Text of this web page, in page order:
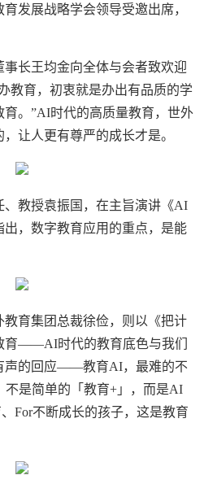
发展战略学会领导受邀出席，
长王均金向全体与会者致欢迎
教育，初衷就是办出有品质的学
。”AI时代的高质量教育，世外
让人更有尊严的成长才是。
教授袁振国，在主旨演讲《AI
，数字教育应用的重点，是能
育集团总裁徐俭，则以《把计
育——AI时代的教育底色与我们
声的回应——教育AI，最难的不
不是简单的「教育+」，而是AI
For不断成长的孩子，这是教育